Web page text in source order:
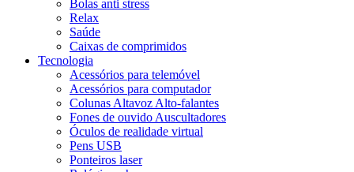
Bolas anti stress
Relax
Saúde
Caixas de comprimidos
Tecnologia
Acessórios para telemóvel
Acessórios para computador
Colunas Altavoz Alto-falantes
Fones de ouvido Auscultadores
Óculos de realidade virtual
Pens USB
Ponteiros laser